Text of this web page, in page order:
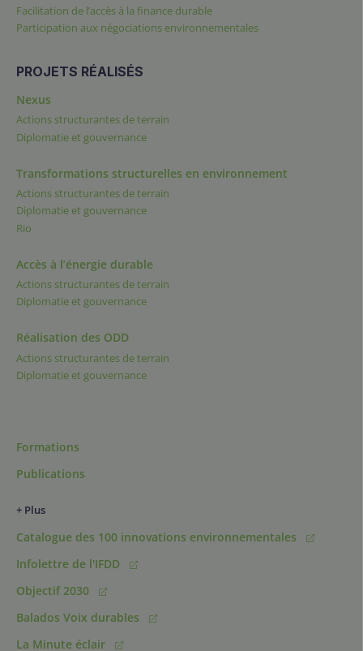
Facilitation de l’accès à la finance durable
Participation aux négociations environnementales
PROJETS RÉALISÉS
Nexus
Actions structurantes de terrain
Diplomatie et gouvernance
Transformations structurelles en environnement
Actions structurantes de terrain
Diplomatie et gouvernance
Rio
Accès à l’énergie durable
Actions structurantes de terrain
Diplomatie et gouvernance
Réalisation des ODD
Actions structurantes de terrain
Diplomatie et gouvernance
Formations
Publications
+ Plus
Catalogue des 100 innovations environnementales
Infolettre de l'IFDD
Objectif 2030
Balados Voix durables
La Minute éclair